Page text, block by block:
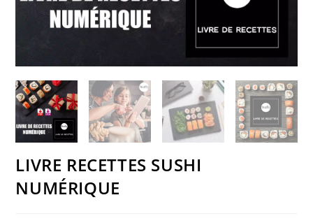
LIVRE RECETTES SUSHI
NUMÉRIQUE